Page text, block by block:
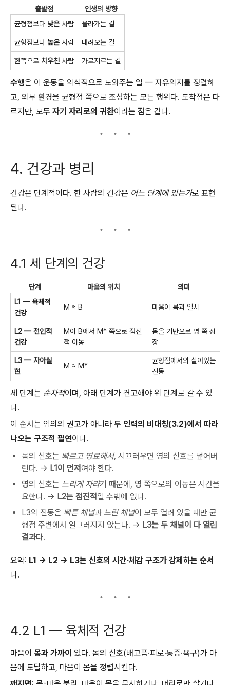
출발점
인생의 방향
균형점보다 낮은사람 올라가는 길
균형점보다 높은사람 내려오는 길
한쪽으로 치우친 사람 가로지르는 길
수행은 이 운동을 의식적으로 도와주는 일 — 자유의지를 정렬하
고, 외부 환경을 균형점 쪽으로 조성하는 모든 행위다. 도착점은 다
르지만, 모두 자기 자리로의 귀환이라는 점은 같다.
4. 건강과 병리
건강은 단계적이다. 한 사람의 건강은 어느 단계에 있는가로 표현
된다.
4.1 세 단계의 건강
단계 마음의 위치
의미
L1 — 육체적
건강
M ≈ B 마음이 몸과 일치
L2 — 전인적
건강
M이 B에서 M* 쪽으로 점진
적 이동
몸을 기반으로 영 쪽 성
장
L3 — 자아실
현
M ≈ M*
균형점에서의 살아있는
진동
세 단계는 순차적이며, 아래 단계가 견고해야 위 단계로 갈 수 있
다.
이 순서는 임의의 권고가 아니라 두 인력의 비대칭(3.2)에서 따라
나오는 구조적 필연이다.
몸의 신호는 빠르고 명료해서, 시끄러우면 영의 신호를 덮어버
린다. → L1이 먼저 여야 한다.
영의 신호는 느리게 자라기 때문에, 영 쪽으로의 이동은 시간을
요한다. → L2는 점진적일 수밖에 없다.
L3의 진동은 빠른 채널과 느린 채널이 모두 열려 있을 때만 균
형점 주변에서 일그러지지 않는다. → L3는 두 채널이 다 열린
결과다.
요약: L1 → L2 → L3는 신호의 시간·체감 구조가 강제하는 순서
다.
4.2 L1 — 육체적 건강
마음이 몸과 가까이 있다. 몸의 신호(배고픔·피로·통증·욕구)가 마
음에 도달하고, 마음이 몸을 정렬시킨다.